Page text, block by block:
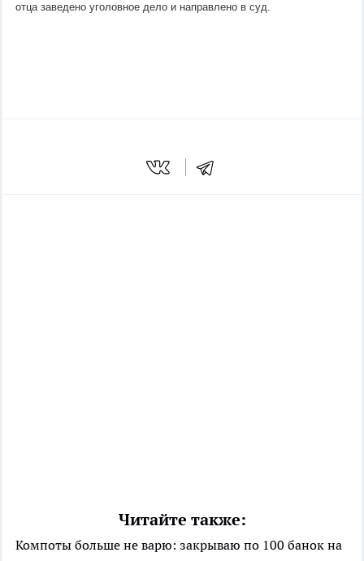
отца заведено уголовное дело и направлено в суд.
Читайте также:
Компоты больше не варю: закрываю по 100 банок на